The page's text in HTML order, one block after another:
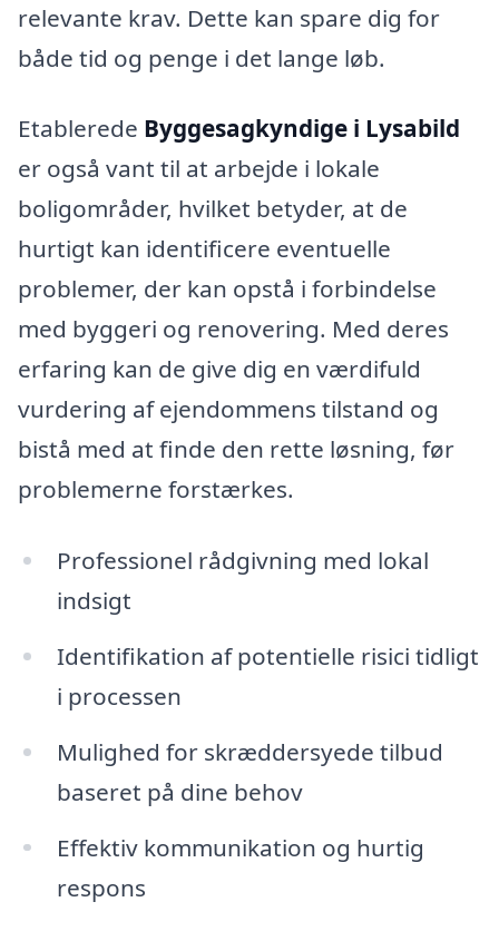
relevante krav. Dette kan spare dig for
både tid og penge i det lange løb.
Etablerede Byggesagkyndige i Lysabild
er også vant til at arbejde i lokale
boligområder, hvilket betyder, at de
hurtigt kan identificere eventuelle
problemer, der kan opstå i forbindelse
med byggeri og renovering. Med deres
erfaring kan de give dig en værdifuld
vurdering af ejendommens tilstand og
bistå med at finde den rette løsning, før
problemerne forstærkes.
Professionel rådgivning med lokal
indsigt
Identifikation af potentielle risici tidligt
i processen
Mulighed for skræddersyede tilbud
baseret på dine behov
Effektiv kommunikation og hurtig
respons